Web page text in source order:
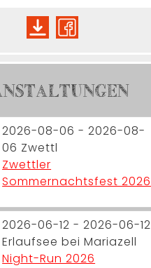
2026-08-06 - 2026-08-
06 Zwettl
Zwettler
Sommernachtsfest 2026
2026-06-12 - 2026-06-12
Erlaufsee bei Mariazell
Night-Run 2026